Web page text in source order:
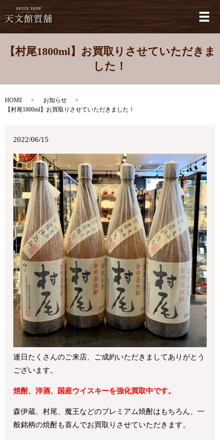
メ
【村尾1800ml】お買取りさせていただきま
した！
HOME
お知らせ
【村尾1800ml】お買取りさせていただきました！
2022/06/15
連日たくさんのご来店、ご成約いただきましてありがとう
ございます。
焼酎、洋酒、国産ウイスキーを強化買取中です。
森伊蔵、村尾、魔王などのプレミアム焼酎はもちろん、一
般銘柄の焼酎も喜んでお買取りさせていただきます。